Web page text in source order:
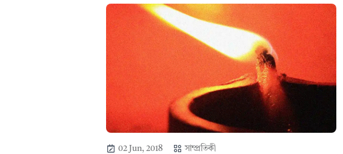
02 Jun, 2018 সাম্প্ৰতিকী